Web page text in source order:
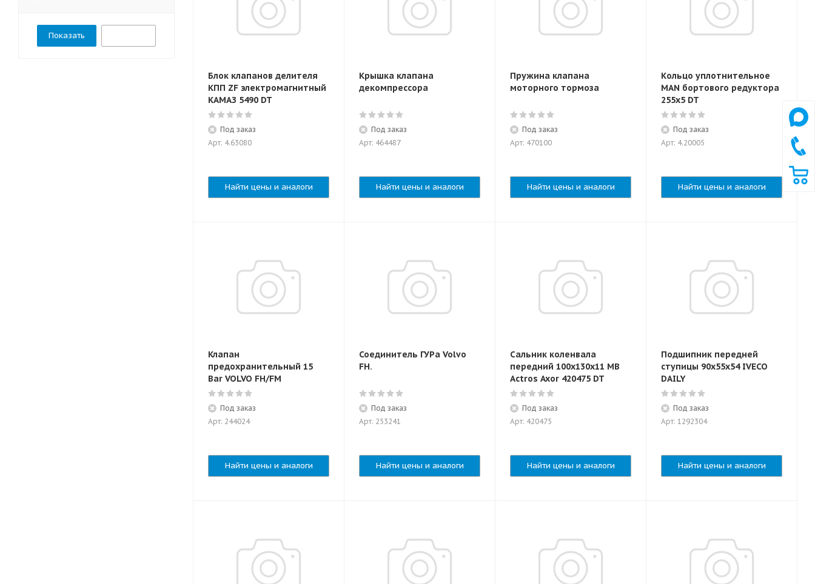
Блок клапанов делителя
КПП ZF электромагнитный
КАМАЗ 5490 DT
Под заказ
Арт: 4.63080
Найти цены и аналоги
Крышка клапана
декомпрессора
Под заказ
Арт: 464487
Найти цены и аналоги
Пружина клапана
моторного тормоза
Под заказ
Арт: 470100
Найти цены и аналоги
Кольцо уплотнительное
MAN бортового редуктора
255х5 DT
Под заказ
Арт: 4.20005
Найти цены и аналоги
Клапан
предохранительный 15
Bar VOLVO FH/FM
Под заказ
Арт: 244024
Найти цены и аналоги
Соединитель ГУРа Volvo
FH.
Под заказ
Арт: 253241
Найти цены и аналоги
Сальник коленвала
передний 100x130x11 MB
Actros Axor 420475 DT
Под заказ
Арт: 420475
Найти цены и аналоги
Подшипник передней
ступицы 90x55x54 IVECO
DAILY
Под заказ
Арт: 1292304
Найти цены и аналоги